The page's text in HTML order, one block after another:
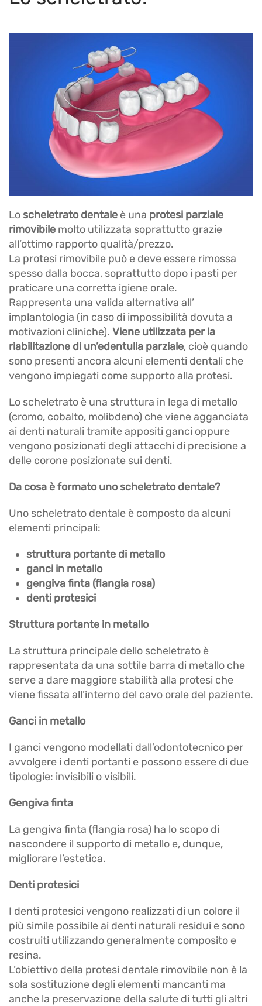
Loscheletrato dentale è una protesi parziale
rimovibile molto utilizzata soprattutto grazie
all’ottimo rapporto qualità/prezzo.
La protesi rimovibile può e deve essere rimossa
spesso dalla bocca, soprattutto dopo i pasti per
praticare una corretta igiene orale.
Rappresenta una valida alternativa all’
implantologia (in caso di impossibilità dovuta a
motivazioni cliniche). Viene utilizzata per la
riabilitazione di un’edentulia parziale, cioè quando
sono presenti ancora alcuni elementi dentali che
vengono impiegati come supporto alla protesi.
Lo scheletrato è una struttura in lega di metallo
(cromo, cobalto, molibdeno) che viene agganciata
ai denti naturali tramite appositi ganci oppure
vengono posizionati degli attacchi di precisione a
delle corone posizionate sui denti.
Da cosa è formato uno scheletrato dentale?
Uno scheletrato dentale è composto da alcuni
elementi principali:
struttura portante di metallo
ganci in metallo
gengiva finta (flangia rosa)
denti protesici
Struttura portante in metallo
La struttura principale dello scheletrato è
rappresentata da una sottile barra di metallo che
serve a dare maggiore stabilità alla protesi che
viene fissata all’interno del cavo orale del paziente.
Ganci in metallo
I ganci vengono modellati dall’odontotecnico per
avvolgere i denti portanti e possono essere di due
tipologie: invisibili o visibili.
Gengiva finta
La gengiva finta (flangia rosa) ha lo scopo di
nascondere il supporto di metallo e, dunque,
migliorare l’estetica.
Denti protesici
I denti protesici vengono realizzati di un colore il
più simile possibile ai denti naturali residui e sono
costruiti utilizzando generalmente composito e
resina.
L’obiettivo della protesi dentale rimovibile non è la
sola sostituzione degli elementi mancanti ma
anche la preservazione della salute di tutti gli altri